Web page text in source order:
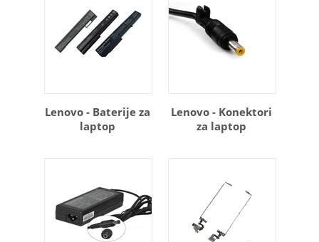
Lenovo - Baterije za
laptop
Lenovo - Konektori
za laptop